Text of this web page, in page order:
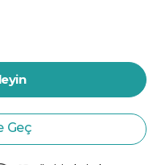
Geç